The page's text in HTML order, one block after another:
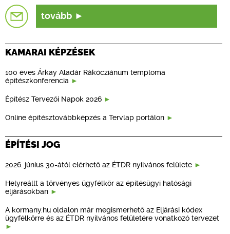
tovább
KAMARAI KÉPZÉSEK
100 éves Árkay Aladár Rákócziánum temploma
építészkonferencia
Építész Tervezői Napok 2026
Online építésztovábbképzés a Tervlap portálon
ÉPÍTÉSI JOG
2026. június 30-ától elérhető az ÉTDR nyilvános felülete
Helyreállt a törvényes ügyfélkör az építésügyi hatósági
eljárásokban
A kormany.hu oldalon már megismerhető az Eljárási kódex
ügyfélkörre és az ÉTDR nyilvános felületére vonatkozó tervezet